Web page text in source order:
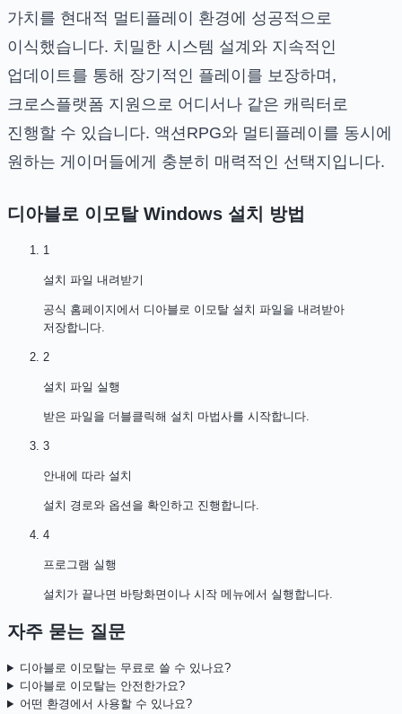
가치를 현대적 멀티플레이 환경에 성공적으로
이식했습니다. 치밀한 시스템 설계와 지속적인
업데이트를 통해 장기적인 플레이를 보장하며,
크로스플랫폼 지원으로 어디서나 같은 캐릭터로
진행할 수 있습니다. 액션RPG와 멀티플레이를 동시에
원하는 게이머들에게 충분히 매력적인 선택지입니다.
디아블로 이모탈 Windows 설치 방법
1
설치 파일 내려받기
공식 홈페이지에서 디아블로 이모탈 설치 파일을 내려받아
저장합니다.
2
설치 파일 실행
받은 파일을 더블클릭해 설치 마법사를 시작합니다.
3
안내에 따라 설치
설치 경로와 옵션을 확인하고 진행합니다.
4
프로그램 실행
설치가 끝나면 바탕화면이나 시작 메뉴에서 실행합니다.
자주 묻는 질문
디아블로 이모탈는 무료로 쓸 수 있나요?
디아블로 이모탈는 안전한가요?
어떤 환경에서 사용할 수 있나요?